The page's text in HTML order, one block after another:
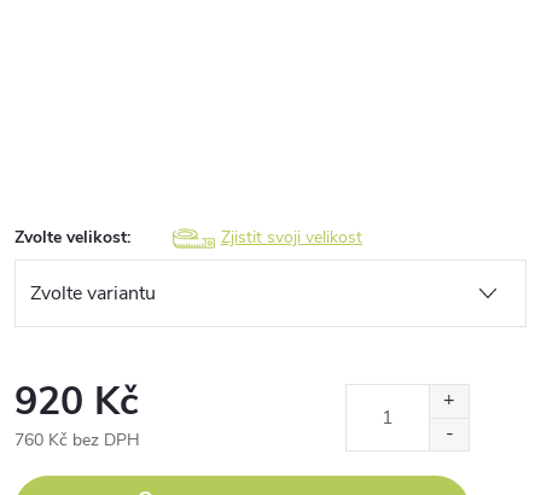
Zvolte velikost: Zjistit svoji velikost
920 Kč
760 Kč bez DPH